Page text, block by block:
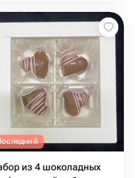
из 4 шоколадных